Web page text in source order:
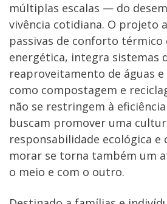
múltiplas escalas — do
vivência cotidiana. O projeto
passivas de conforto térmico
energética, integra sistemas
reaproveitamento de águas
como compostagem e
não se restringem à
buscam promover uma
responsabilidade ecológica e
morar se torna também um
o meio e com o outro.